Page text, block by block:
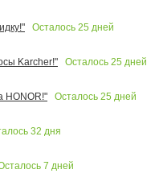
Осталось 25 дней
Karcher!"
Осталось 25 дней
HONOR!"
Осталось 25 дней
32 дня
7 дней